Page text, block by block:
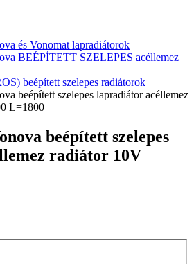
és Vonomat lapradiátorok
BEÉPÍTETT SZELEPES acéllemez
beépített szelepes radiátorok
beépített szelepes lapradiátor acéllemez
L=1800
beépített szelepes
radiátor 10V